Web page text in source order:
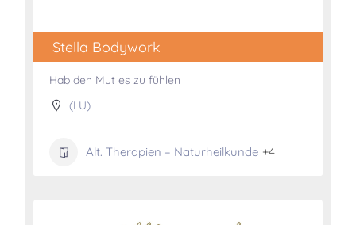
Stella Bodywork
Hab den Mut es zu fühlen
(LU)
Alt. Therapien – Naturheilkunde +4